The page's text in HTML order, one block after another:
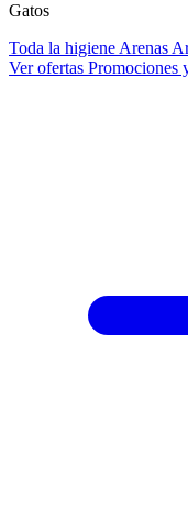
Gatos
Toda la higiene Arenas
Ver ofertas Promociones